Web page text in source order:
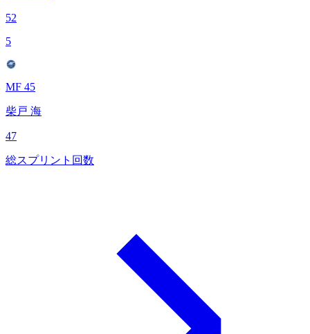
52
5
MF 45
柴戸 海
47
総スプリント回数